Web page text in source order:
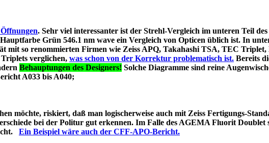
. Sehr viel interessanter ist der Strehl-Vergleich im unteren Teil
Grün 546.1 nm wave ein Vergleich von Opticen üblich ist. In
mit so renommierten Firmen wie Zeiss APQ, Takahashi TSA, TEC
verglichen, was schon von der Korrektur problematisch ist. Bereits
Behauptungen des Designers! Solche Diagramme sind reine
A033 bis A040;
möchte, riskiert, daß man logischerweise auch mit Zeiss Fertigungs-
bei der Politur gut erkennen. Im Falle des AGEMA Fluorit Doublet
Ein Beispiel wäre auch der CFF-APO-Bericht.